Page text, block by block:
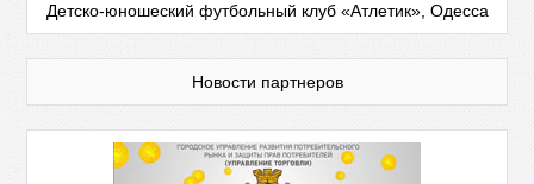
Детско-юношеский футбольный клуб «Атлетик», Одесса
Новости партнеров